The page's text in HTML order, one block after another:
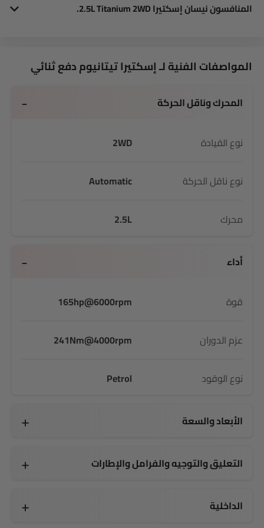
المنافسون نيسان إسكتيرا 2.5L Titanium 2WD.
المواصفات الفنية لـ إسكتيرا تيتانيوم دفع ثنائي
المحرك وناقل الحركة
نوع القيادة 2WD
نوع ناقل الحركة Automatic
محرك 2.5L
أداء
قوة 165hp@6000rpm
عزم الدوران 241Nm@4000rpm
نوع الوقود Petrol
الأبعاد والسعة
التعليق والتوجيه والفرامل والإطارات
الداخلية